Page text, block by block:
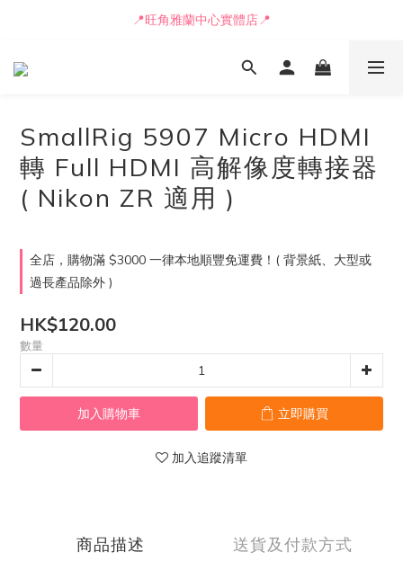
📒🖋️報價單 / 採購表格🖋️📒
📍旺角雅蘭中心實體店📍
🚛最快可即日安排貨車送到💨
SmallRig 5907 Micro HDMI
轉 Full HDMI 高解像度轉接器
( Nikon ZR 適用 )
全店，購物滿 $3000 一律本地順豐免運費！( 背景紙、大型或
過長產品除外 )
HK$120.00
數量
加入購物車 立即購買
加入追蹤清單
商品描述 送貨及付款方式